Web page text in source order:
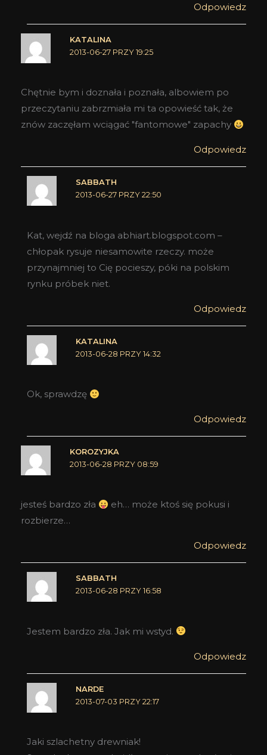
Odpowiedz
KATALINA
2013-06-27 PRZY 19:25
Chętnie bym i doznała i poznała, albowiem po
przeczytaniu zabrzmiała mi ta opowieść tak, że
znów zaczęłam wciągać "fantomowe" zapachy
Odpowiedz
SABBATH
2013-06-27 PRZY 22:50
Kat, wejdź na bloga abhiart.blogspot.com –
chłopak rysuje niesamowite rzeczy. może
przynajmniej to Cię pocieszy, póki na polskim
rynku próbek niet.
Odpowiedz
KATALINA
2013-06-28 PRZY 14:32
Ok, sprawdzę
Odpowiedz
KOROZYJKA
2013-06-28 PRZY 08:59
jesteś bardzo zła
eh… może ktoś się pokusi i
rozbierze…
Odpowiedz
SABBATH
2013-06-28 PRZY 16:58
Jestem bardzo zła. Jak mi wstyd.
Odpowiedz
NARDE
2013-07-03 PRZY 22:17
Jaki szlachetny drewniak!